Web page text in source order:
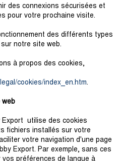
des connexions sécurisées et
pour votre prochaine visite.
des différents types
notre site web.
à propos des cookies,
cookies/index_en.htm.
web
Export utilise des cookies
fichiers installés sur votre
votre navigation d'une page
Export. Par exemple, sans ces
préférences de langue à